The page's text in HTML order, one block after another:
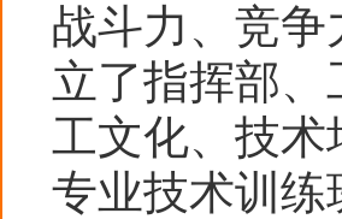
战斗力、竞
立了指挥部
工文化、技术
专业技术训练